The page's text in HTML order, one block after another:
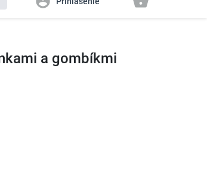
a gombíkmi